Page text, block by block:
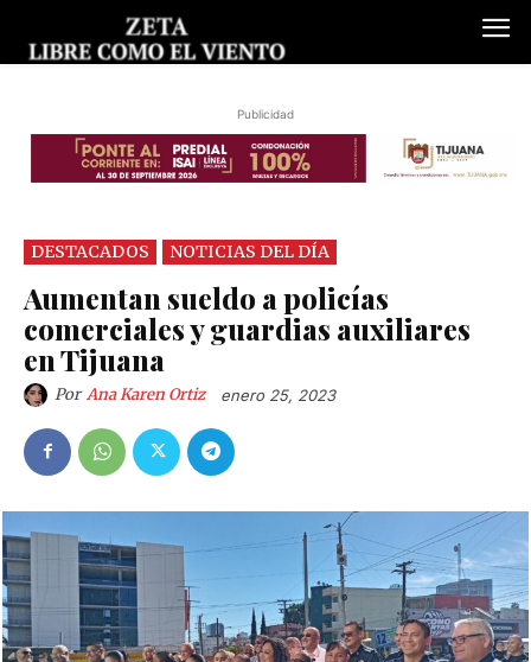
Publicidad
DESTACADOS NOTICIAS DEL DÍA
Aumentan sueldo a policías
comerciales y guardias auxiliares
en Tijuana
Por Ana Karen Ortiz enero 25, 2023